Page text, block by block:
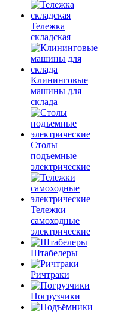
Тележка
складская
Клининговые
машины для
склада
Столы
подъемные
электрические
Тележки
самоходные
электрические
Штабелеры
Ричтраки
Погрузчики